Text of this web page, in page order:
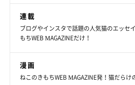
連載
ブログやインスタで話題の人気猫のエッセ
もちWEB MAGAZINEだけ！
漫画
ねこのきもちWEB MAGAZINE発！猫だら